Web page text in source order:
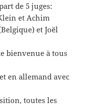
de 5 juges:
et Achim
et Joël
bienvenue à tous
en allemand avec
toutes les